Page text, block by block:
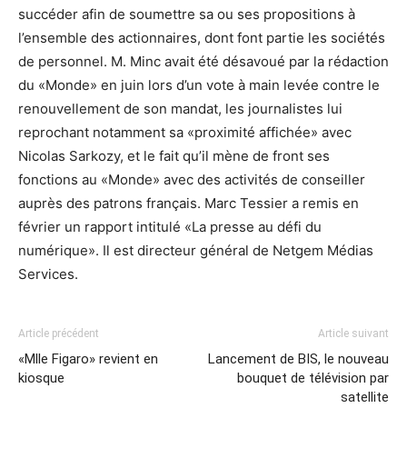
succéder afin de soumettre sa ou ses propositions à
l’ensemble des actionnaires, dont font partie les sociétés
de personnel. M. Minc avait été désavoué par la rédaction
du «Monde» en juin lors d’un vote à main levée contre le
renouvellement de son mandat, les journalistes lui
reprochant notamment sa «proximité affichée» avec
Nicolas Sarkozy, et le fait qu’il mène de front ses
fonctions au «Monde» avec des activités de conseiller
auprès des patrons français. Marc Tessier a remis en
février un rapport intitulé «La presse au défi du
numérique». Il est directeur général de Netgem Médias
Services.
Article précédent
«Mlle Figaro» revient en
kiosque
Article suivant
Lancement de BIS, le nouveau
bouquet de télévision par
satellite